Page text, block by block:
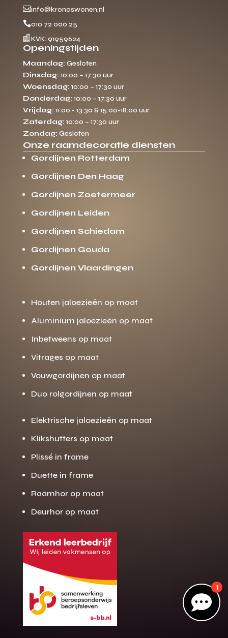
Gratis offerte
10 jaar garantie op de montage
Gratis inmeting (voorwaarden)
Volledig ontzorgd
Wij werken landelijk
100+ stoffen
Gratis offerte
Direct bellen
info@kronoswonen.nl
010 72 000 25
 KVK: 91959624
Openingstijden
Maandag: Gesloten
Dinsdag: 10:00 – 17:30 uur
Woensdag: 10:00 – 17:30 uur
Donderdag: 10:00 – 17:30 uur
Vrijdag: 11:00 - 13:30 & 15:00-18:00 uur
Zaterdag: 10:00 – 17:30 uur
Zondag: Gesloten
Onze raamdecoratie diensten
Gordijnen Rotterdam
Gordijnen Den Haag
Gordijnen Zoetermeer
Gordijnen Leiden
Gordijnen Schiedam
Gordijnen Gouda
Gordijnen Vlaardingen
Houten jaloezieën op maat
Aluminium jaloezieën op maat
Inbetweens op maat
Vitrages op maat
Vouwgordijnen op maat
Duo rolgordijnen op maat
Elektrische jaloezieën op maat
Klikshutters op maat
Plissé in frame
Duette in frame
Raamhor op maat
Deurhor op maat

1